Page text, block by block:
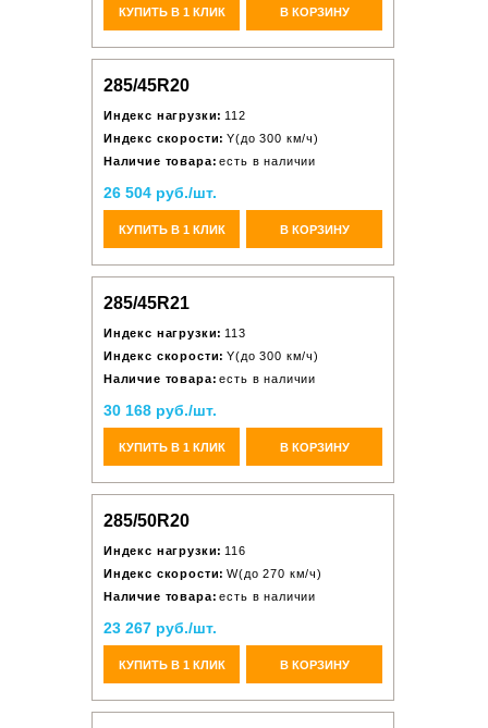
КУПИТЬ В 1 КЛИК В КОРЗИНУ
285/45R20
Индекс нагрузки: 112
Индекс скорости: Y(до 300 км/ч)
Наличие товара: есть в наличии
26 504 руб./шт.
КУПИТЬ В 1 КЛИК В КОРЗИНУ
285/45R21
Индекс нагрузки: 113
Индекс скорости: Y(до 300 км/ч)
Наличие товара: есть в наличии
30 168 руб./шт.
КУПИТЬ В 1 КЛИК В КОРЗИНУ
285/50R20
Индекс нагрузки: 116
Индекс скорости: W(до 270 км/ч)
Наличие товара: есть в наличии
23 267 руб./шт.
КУПИТЬ В 1 КЛИК В КОРЗИНУ